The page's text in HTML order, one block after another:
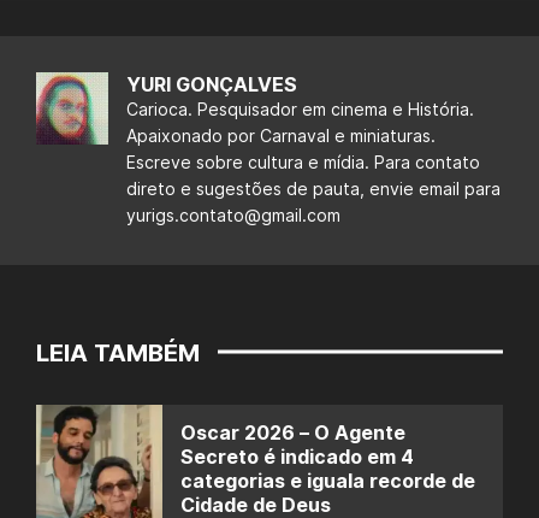
YURI GONÇALVES
Carioca. Pesquisador em cinema e História.
Apaixonado por Carnaval e miniaturas.
Escreve sobre cultura e mídia. Para contato
direto e sugestões de pauta, envie email para
yurigs.contato@gmail.com
LEIA TAMBÉM
Oscar 2026 – O Agente
Secreto é indicado em 4
categorias e iguala recorde de
Cidade de Deus